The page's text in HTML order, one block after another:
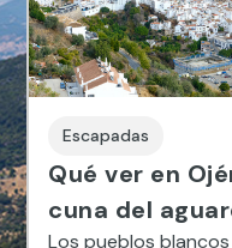
Escapadas
Qué ver en
cuna del
Los pueblos